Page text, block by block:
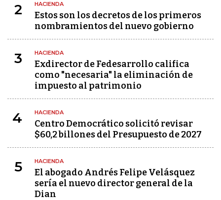
2 HACIENDA
Estos son los decretos de los primeros
nombramientos del nuevo gobierno
3 HACIENDA
Exdirector de Fedesarrollo califica
como "necesaria" la eliminación de
impuesto al patrimonio
4 HACIENDA
Centro Democrático solicitó revisar
$60,2 billones del Presupuesto de 2027
5 HACIENDA
El abogado Andrés Felipe Velásquez
sería el nuevo director general de la
Dian